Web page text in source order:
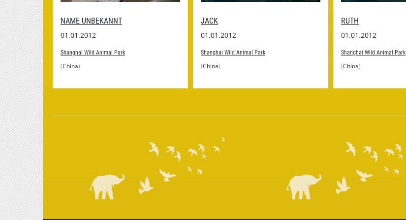
NAME UNBEKANNT
01.01.2012
Shanghai Wild Animal Park
(China)
JACK
01.01.2012
Shanghai Wild Animal Park
(China)
RUTH
01.01.2012
Shanghai Wild Animal Park
(China)